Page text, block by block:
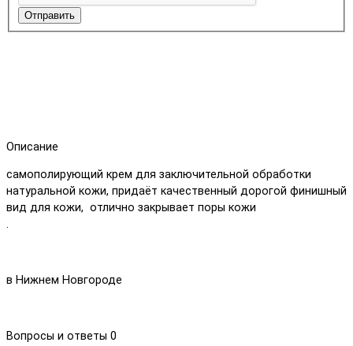
Отправить
Описание
самополирующий крем для заключительной обработки
натуральной кожи, придаёт качественный дорогой финишный
вид для кожи, отлично закрывает поры кожи
.
в Нижнем Новгороде
Вопросы и ответы 0